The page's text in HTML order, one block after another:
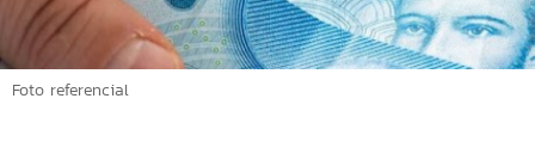
Foto referencial